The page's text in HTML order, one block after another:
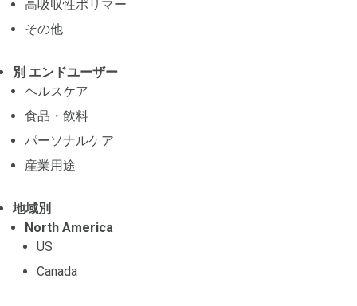
高吸収性ポリマー
その他
別 エンドユーザー
ヘルスケア
食品・飲料
パーソナルケア
産業用途
地域別
North America
US
Canada